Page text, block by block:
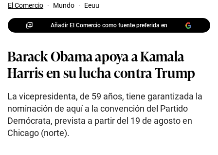
El Comercio · Mundo · Eeuu
Añadir El Comercio como fuente preferida en
Barack Obama apoya a Kamala
Harris en su lucha contra Trump
La vicepresidenta, de 59 años, tiene garantizada la
nominación de aquí a la convención del Partido
Demócrata, prevista a partir del 19 de agosto en
Chicago (norte).